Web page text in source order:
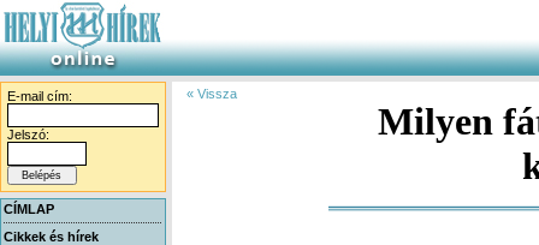
E-mail cím:
Jelszó:
CÍMLAP
Cikkek és hírek
« Vissza
Milyen